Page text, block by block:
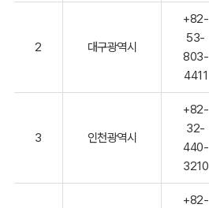
2 대구광역시
+82-
53-
803-
4411
3 인천광역시
+82-
32-
440-
3210
+82-